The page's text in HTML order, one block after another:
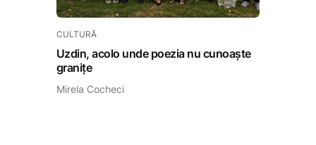
CULTURĂ
Uzdin, acolo unde poezia nu cunoaște
granițe
Mirela Cocheci